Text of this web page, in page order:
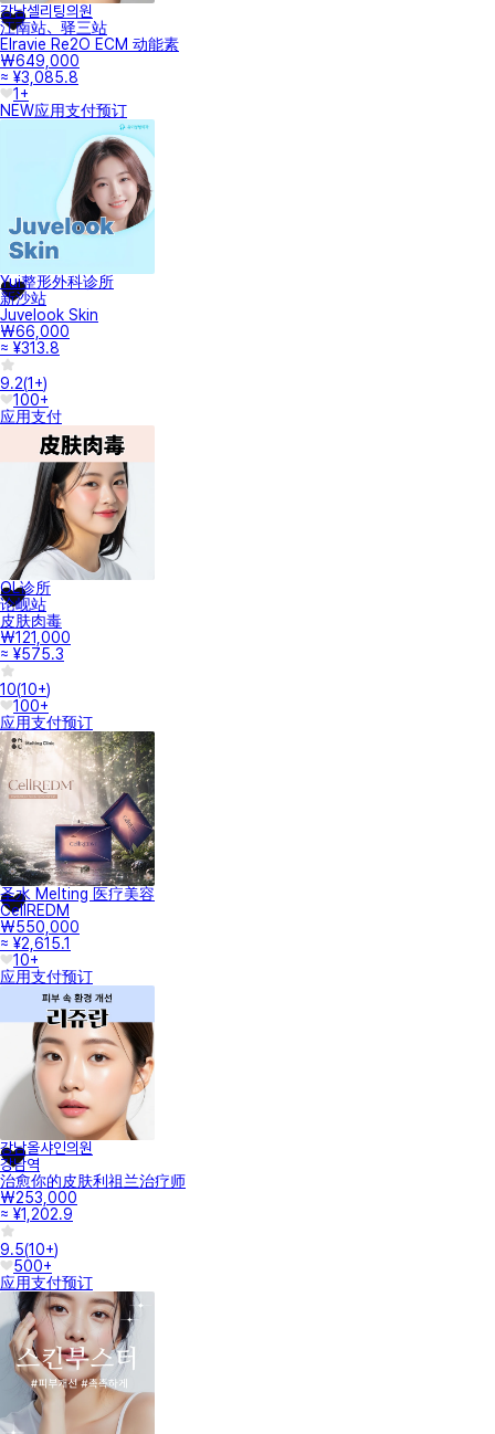
강남셀리팅의원
江南站、驿三站
Elravie Re2O ECM 动能素
₩649,000
≈ ¥3,085.8
1+
NEW应用支付预订
Yui整形外科诊所
新沙站
Juvelook Skin
₩66,000
≈ ¥313.8
9.2(1+)
100+
应用支付
OL诊所
论岘站
皮肤肉毒
₩121,000
≈ ¥575.3
10(10+)
100+
应用支付预订
圣水 Melting 医疗美容
CellREDM
₩550,000
≈ ¥2,615.1
10+
应用支付预订
강남올샤인의원
강남역
治愈你的皮肤利祖兰治疗师
₩253,000
≈ ¥1,202.9
9.5(10+)
500+
应用支付预订